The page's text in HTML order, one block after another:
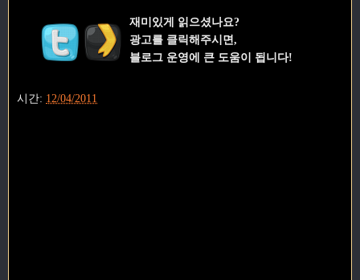
재미있게 읽으셨나요?
광고를 클릭해주시면,
블로그 운영에 큰 도움이 됩니다!
시간: 12/04/2011